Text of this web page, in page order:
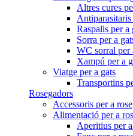
Altres cures
Antiparasitaris
Raspalls per a
Sorra per a
WC sorral per
Xampú per a
Viatge per a gats
Transportins
Rosegadors
Accessoris per a
Alimentació per a
Aperitius per